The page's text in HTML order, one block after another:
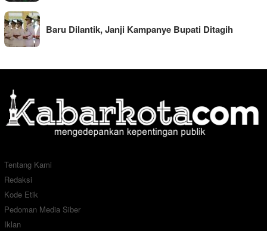
Baru Dilantik, Janji Kampanye Bupati Ditagih
Tentang Kami
Redaksi
Kode Etik
Pedoman Media Siber
Iklan